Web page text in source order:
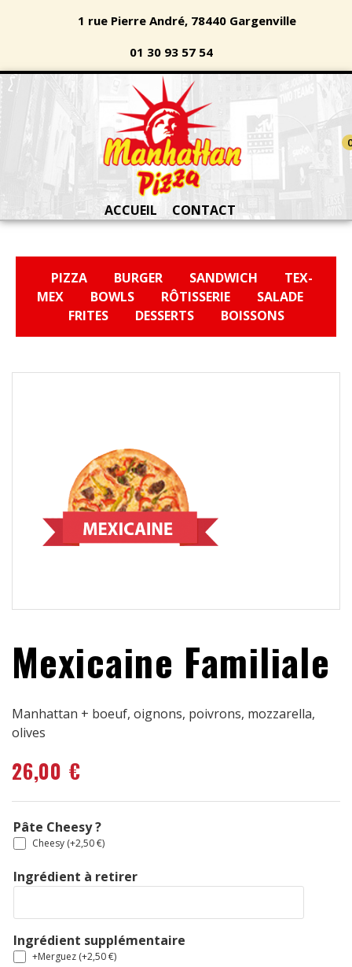
1 rue Pierre André, 78440 Gargenville
01 30 93 57 54
0
ACCUEIL CONTACT
PIZZA BURGER SANDWICH
TEX-
MEX
BOWLS RÔTISSERIE
SALADE
FRITES
DESSERTS BOISSONS
Mexicaine Familiale
Manhattan + boeuf, oignons, poivrons, mozzarella,
olives
26,00 €
Pâte Cheesy ?
Cheesy (+2,50€)
Ingrédient à retirer
Ingrédient supplémentaire
+Merguez (+2,50€)